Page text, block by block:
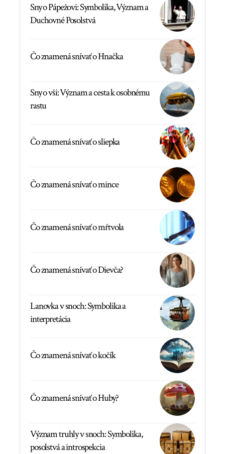
Sny o Pápežovi: Symbolika, Význam a
Duchovné Posolstvá
Čo znamená snívať o Hnačka
Sny o vši: Význam a cesta k osobnému
rastu
Čo znamená snívať o sliepka
Čo znamená snívať o mince
Čo znamená snívať o mŕtvola
Čo znamená snívať o Dievča?
Lanovka v snoch: Symbolika a
interpretácia
Čo znamená snívať o kočík
Čo znamená snívať o Huby?
Význam truhly v snoch: Symbolika,
posolstvá a introspekcia